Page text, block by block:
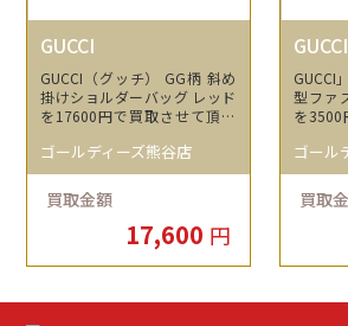
GUCCI
GUCCI（グッチ） GG柄 斜め
掛けショルダーバッグ レッド
を17600円で買取させて頂き
ゴールディーズ熊谷店
買取金額
17,600 円
GUCCI
GUCCI
型ファ
を3500
ゴール
買取